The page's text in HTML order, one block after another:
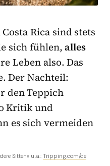
Rica sind stets
sich fühlen,alles
Leben also. Das
Der Nachteil:
den Teppich
Kritik und
es sich vermeiden
Sitten« u.a.: Tripping.com/de